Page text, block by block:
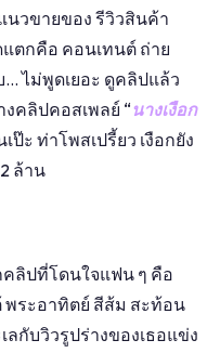
นวขายของ รีวิวสินค้า
ตกคือ คอนเทนต์ ถ่าย
ไม่พูดเยอะ ดูคลิปแล้ว
งคลิปคอสเพลย์ “นางเงือก
ะ ท่าโพสเปรี้ยว เงือกยัง
ล้าน
ลิปที่โดนใจแฟน ๆ คือ
พระอาทิตย์ สีส้ม สะท้อน
ลกับวิวรูปร่างของเธอแข่ง